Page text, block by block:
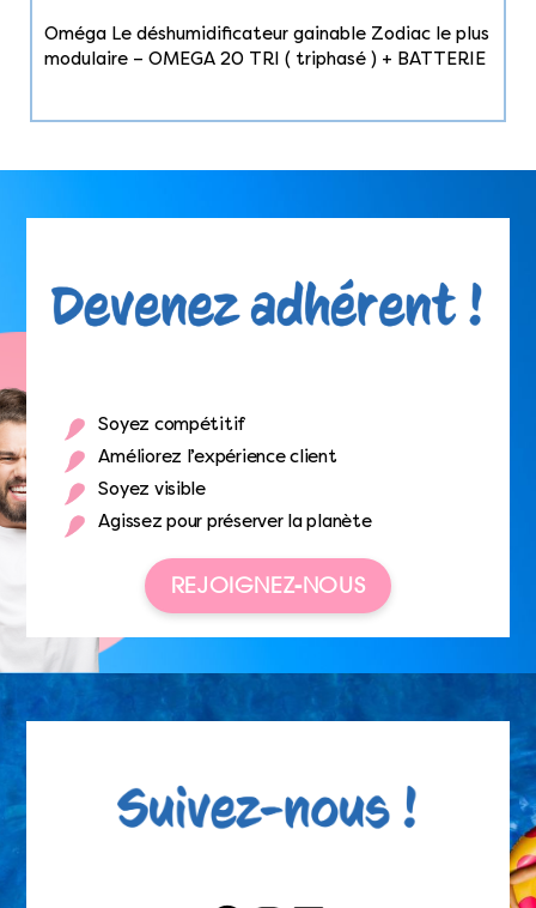
Oméga Le déshumidificateur gainable Zodiac le plus
modulaire – OMEGA 20 TRI ( triphasé ) + BATTERIE
Soyez compétitif
Améliorez l’expérience client
Soyez visible
Agissez pour préserver la planète
REJOIGNEZ-NOUS